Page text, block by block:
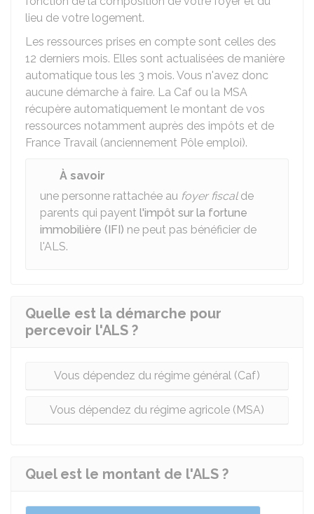
lieu de votre logement.
Les ressources prises en compte sont celles des
12 derniers mois. Elles sont actualisées de manière
automatique tous les 3 mois. Vous n'avez donc
aucune démarche à faire. La Caf ou la MSA
récupère automatiquement le montant de vos
ressources notamment auprès des impôts et de
France Travail (anciennement Pôle emploi).
À savoir
une personne rattachée au foyer fiscalde
parents qui payent l'impôt sur la fortune
immobilière (IFI) ne peut pas bénéficier de
l'ALS.
Quelle est la démarche pour
percevoir l'ALS ?
Vous dépendez du régime général (Caf)
Vous dépendez du régime agricole (MSA)
Quel est le montant de l'ALS ?